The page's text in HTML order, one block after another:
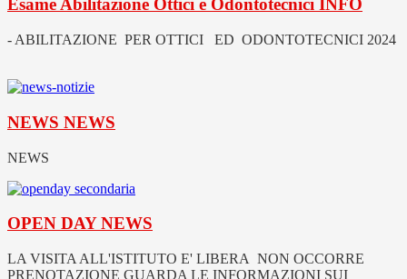
Esame Abilitazione Ottici e Odontotecnici INFO
- ABILITAZIONE PER OTTICI ED ODONTOTECNICI 2024
NEWS NEWS
NEWS
OPEN DAYNEWS
LA VISITA ALL'ISTITUTO E' LIBERA NON OCCORRE
PRENOTAZIONE GUARDA LE INFORMAZIONI SUI